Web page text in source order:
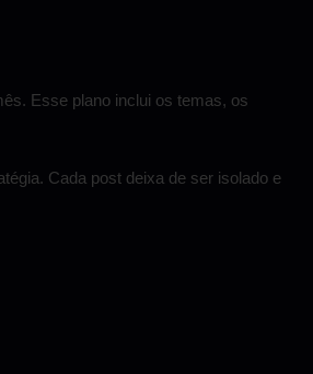
Esse plano inclui os temas, os
Cada post deixa de ser isolado e